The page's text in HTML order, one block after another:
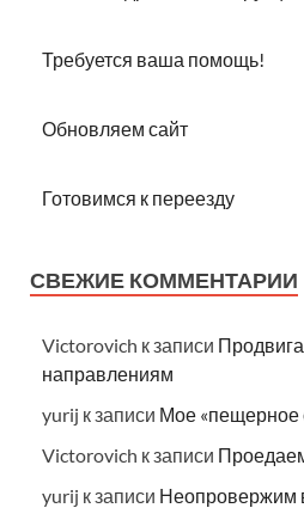
Требуется ваша помощь!
Обновляем сайт
Готовимся к переезду
СВЕЖИЕ КОММЕНТАРИИ
Victorovich к записи
направлениям
yurij к записи Мое «пещерное
Victorovich к записи
yurij к записи Неопровержим